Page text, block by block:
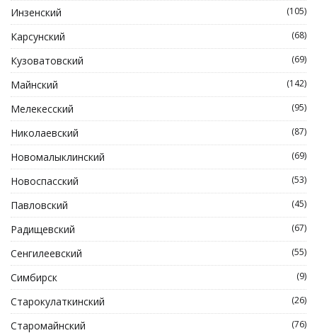
Инзенский (105)
Карсунский (68)
Кузоватовский (69)
Майнский (142)
Мелекесский (95)
Николаевский (87)
Новомалыклинский (69)
Новоспасский (53)
Павловский (45)
Радищевский (67)
Сенгилеевский (55)
Симбирск (9)
Старокулаткинский (26)
Старомайнский (76)